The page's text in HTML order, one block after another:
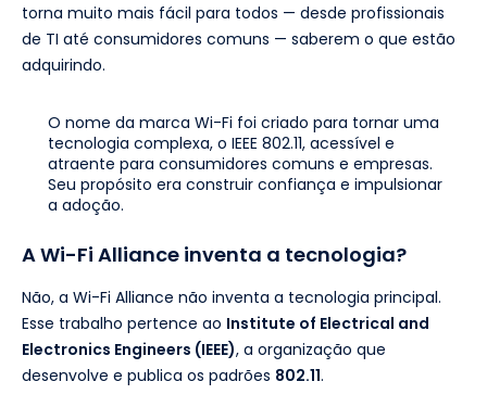
torna muito mais fácil para todos — desde profissionais
de TI até consumidores comuns — saberem o que estão
adquirindo.
O nome da marca Wi-Fi foi criado para tornar uma
tecnologia complexa, o IEEE 802.11, acessível e
atraente para consumidores comuns e empresas.
Seu propósito era construir confiança e impulsionar
a adoção.
A Wi-Fi Alliance inventa a tecnologia?
Não, a Wi-Fi Alliance não inventa a tecnologia principal.
Esse trabalho pertence ao Institute of Electrical and
Electronics Engineers (IEEE), a organização que
desenvolve e publica os padrões 802.11.